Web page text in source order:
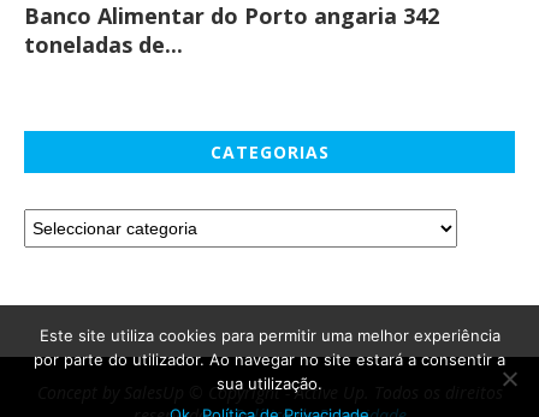
Banco Alimentar do Porto angaria 342
toneladas de...
CATEGORIAS
Concept by SalesUp © Copyright - Active Up. Todos os direitos
Este site utiliza cookies para permitir uma melhor experiência
por parte do utilizador. Ao navegar no site estará a consentir a
sua utilização.